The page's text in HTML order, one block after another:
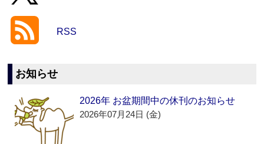
RSS
お知らせ
2026年 お盆期間中の休刊のお知らせ
2026年07月24日 (金)